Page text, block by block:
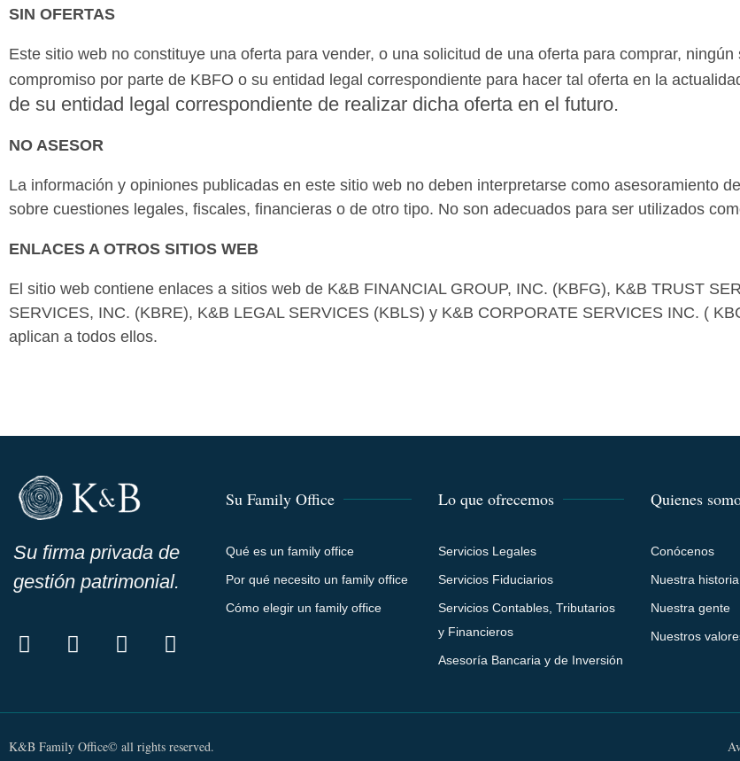
SIN OFERTAS
Este sitio web no constituye una oferta para vender, o una solicitud de una oferta para comprar,
compromiso por parte de KBFO o su entidad legal correspondiente para hacer tal oferta en la
de su entidad legal correspondiente de realizar dicha oferta en el futuro.
NO ASESOR
La información y opiniones publicadas en este sitio web no deben interpretarse como asesoramiento
sobre cuestiones legales, fiscales, financieras o de otro tipo. No son adecuados para ser utilizados
ENLACES A OTROS SITIOS WEB
El sitio web contiene enlaces a sitios web de K&B FINANCIAL GROUP, INC. (KBFG), K&B TRUST
SERVICES, INC. (KBRE), K&B LEGAL SERVICES (KBLS) y K&B CORPORATE SERVICES INC. (
aplican a todos ellos.
Su firma privada de
gestión patrimonial.
Su Family Office
Qué es un family office
Por qué necesito un family office
Cómo elegir un family office
Lo que ofrecemos
Servicios Legales
Servicios Fiduciarios
Servicios Contables, Tributarios
y Financieros
Asesoría Bancaria y de Inversión
Quienes
Conócenos
Nuestra historia
Nuestra gente
Nuestros
K&B Family Office© all rights reserved.